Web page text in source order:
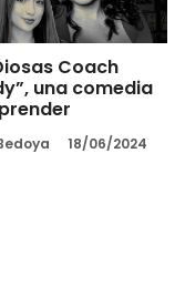
Coach
una comedia
18/06/2024